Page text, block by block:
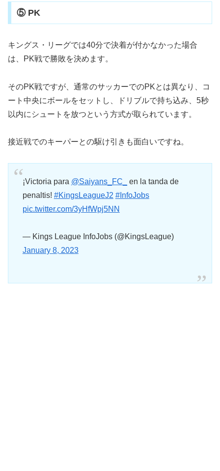
⑤ PK
キングス・リーグでは40分で決着が付かなかった場合
は、PK戦で勝敗を決めます。
そのPK戦ですが、通常のサッカーでのPKとは異なり、コ
ート中央にボールをセットし、ドリブルで持ち込み、5秒
以内にシュートを放つという方式が取られています。
接近戦でのキーパーとの駆け引きも面白いですね。
¡Victoria para @Saiyans_FC_
en la tanda de
penaltis! #KingsLeagueJ2 #InfoJobs
pic.twitter.com/3yHfWpj5NN
— Kings League InfoJobs (@KingsLeague)
January 8, 2023